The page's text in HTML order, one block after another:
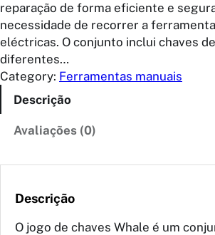
reparação de forma eficiente e
necessidade de recorrer a
eléctricas. O conjunto inclui chaves de
diferentes…
Category: Ferramentas manuais
Descrição
Avaliações (0)
Descrição
O jogo de chaves Whale é um